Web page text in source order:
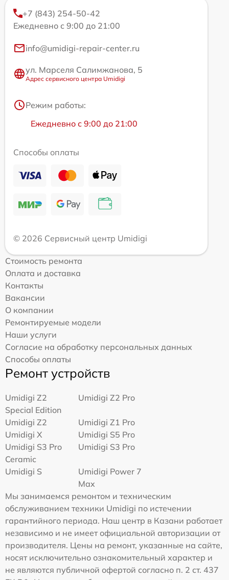
+7 (843) 254-50-42
Ежедневно с 9:00 до 21:00
info@umidigi-repair-center.ru
ул. Марселя Салимжанова, 5
Адрес сервисного центра Umidigi
Режим работы:
Ежедневно с 9:00 до 21:00
Способы оплаты
© 2026 Сервисный центр Umidigi
Стоимость ремонта
Оплата и доставка
Контакты
Вакансии
О компании
Ремонтируемые модели
Наши услуги
Согласие на обработку персональных данных
Способы оплаты
Ремонт устройств
Umidigi Z2
Special Edition
Umidigi Z2 Pro
Umidigi Z2
Umidigi Z1 Pro
Umidigi X
Umidigi S5 Pro
Umidigi S3 Pro
Ceramic
Umidigi S3 Pro
Umidigi S
Umidigi Power 7
Max
Мы занимаемся ремонтом и техническим
обслуживанием техники Umidigi по истечении
гарантийного периода. Наш центр в Казани работает
независимо и не имеет официальной авторизации от
производителя. Цены на ремонт, указанные на сайте,
носят исключительно ознакомительный характер и
не являются публичной офертой согласно п. 2 ст. 437